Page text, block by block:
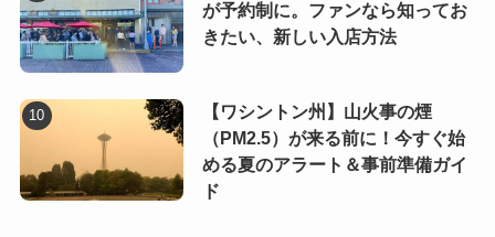
が予約制に。ファンなら知ってお
きたい、新しい入店方法
【ワシントン州】山火事の煙
（PM2.5）が来る前に！今すぐ始
める夏のアラート＆事前準備ガイ
ド